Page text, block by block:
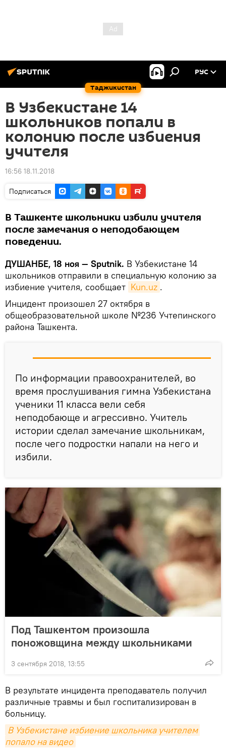
Таджикистан
РУС
В Узбекистане 14
школьников попали в
колонию после избиения
учителя
16:56 18.11.2018
Подписаться
В Ташкенте школьники избили учителя
после замечания о неподобающем
поведении.
ДУШАНБЕ, 18 ноя — Sputnik. В Узбекистане 14
школьников отправили в специальную колонию за
избиение учителя, сообщает Kun.uz .
Инцидент произошел 27 октября в
общеобразовательной школе №236 Учтепинского
района Ташкента.
По информации правоохранителей, во
время прослушивания гимна Узбекистана
ученики 11 класса вели себя
неподобающе и агрессивно. Учитель
истории сделал замечание школьникам,
после чего подростки напали на него и
избили.
Под Ташкентом произошла
поножовщина между школьниками
3 сентября 2018, 13:55
В результате инцидента преподаватель получил
различные травмы и был госпитализирован в
больницу.
В Узбекистане избиение школьника учителем
попало на видео